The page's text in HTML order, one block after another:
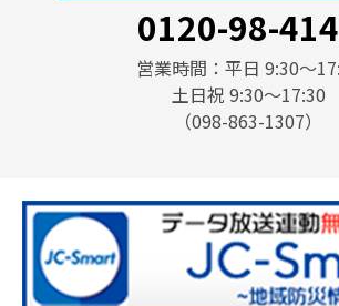
0120-98-
営業時間：平日 9:30〜
土日祝 9:30〜17:30
（098-863-1307）